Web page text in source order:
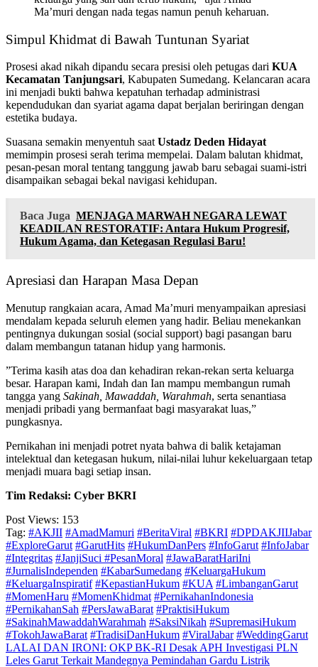
Ma’muri dengan nada tegas namun penuh keharuan.
​Simpul Khidmat di Bawah Tuntunan Syariat
​Prosesi akad nikah dipandu secara presisi oleh petugas dari KUA
Kecamatan Tanjungsari, Kabupaten Sumedang. Kelancaran acara
ini menjadi bukti bahwa kepatuhan terhadap administrasi
kependudukan dan syariat agama dapat berjalan beriringan dengan
estetika budaya.
​Suasana semakin menyentuh saat Ustadz Deden Hidayat
memimpin prosesi serah terima mempelai. Dalam balutan khidmat,
pesan-pesan moral tentang tanggung jawab baru sebagai suami-istri
disampaikan sebagai bekal navigasi kehidupan.
Baca Juga MENJAGA MARWAH NEGARA LEWAT
KEADILAN RESTORATIF: Antara Hukum Progresif,
Hukum Agama, dan Ketegasan Regulasi Baru!
​Apresiasi dan Harapan Masa Depan
​Menutup rangkaian acara, Amad Ma’muri menyampaikan apresiasi
mendalam kepada seluruh elemen yang hadir. Beliau menekankan
pentingnya dukungan sosial (social support) bagi pasangan baru
dalam membangun tatanan hidup yang harmonis.
​”Terima kasih atas doa dan kehadiran rekan-rekan serta keluarga
besar. Harapan kami, Indah dan Ian mampu membangun rumah
tangga yang Sakinah, Mawaddah, Warahmah, serta senantiasa
menjadi pribadi yang bermanfaat bagi masyarakat luas,”
pungkasnya.
​Pernikahan ini menjadi potret nyata bahwa di balik ketajaman
intelektual dan ketegasan hukum, nilai-nilai luhur kekeluargaan tetap
menjadi muara bagi setiap insan.
Tim Redaksi: Cyber BKRI
Post Views: 153
Tag: #AKJII #AmadMamuri #BeritaViral #BKRI #DPDAKJIIJabar
#ExploreGarut ​#GarutHits #HukumDanPers #InfoGarut #InfoJabar
#Integritas #JanjiSuci #PesanMoral #JawaBaratHariIni
#JurnalisIndependen #KabarSumedang #KeluargaHukum
#KeluargaInspiratif #KepastianHukum #KUA #LimbanganGarut
#MomenHaru #MomenKhidmat #PernikahanIndonesia
#PernikahanSah #PersJawaBarat ​#PraktisiHukum
#SakinahMawaddahWarahmah #SaksiNikah #SupremasiHukum
#TokohJawaBarat #TradisiDanHukum #ViralJabar #WeddingGarut
LALAI DAN IRONI: OKP BK-RI Desak APH Investigasi PLN
Leles Garut Terkait Mandegnya Pemindahan Gardu Listrik